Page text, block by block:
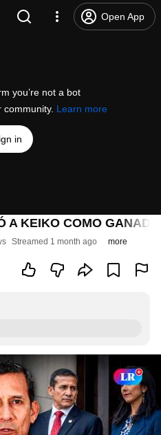
Open App
you’re not a bot
Learn more
in
A KEIKO COMO
Streamed 1 month ago more